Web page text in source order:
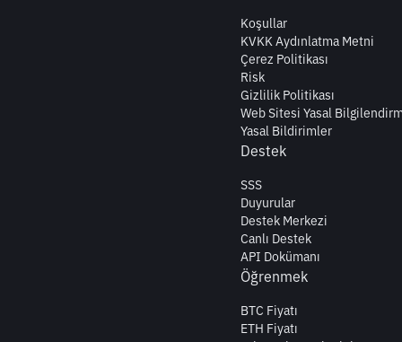
Koşullar
KVKK Aydınlatma Metni
Çerez Politikası
Risk
Gizlilik Politikası
Web Sitesi Yasal
Yasal Bildirimler
Destek
SSS
Duyurular
Destek Merkezi
Canlı Destek
API Dokümanı
Öğrenmek
BTC Fiyatı
ETH Fiyatı